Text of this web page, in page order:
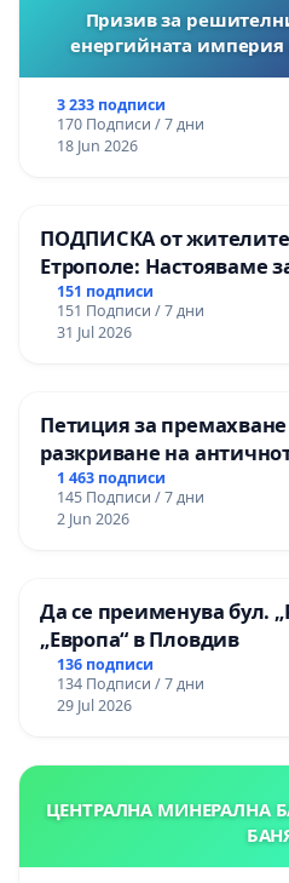
Призив за
енергийната империя
3 233 подписи
170 Подписи / 7 дни
18 Jun 2026
ПОДПИСКА от
Етрополе: Настояваме
“Елаците-МЕД” АД и от
изпълнят всички
151 подписи
151 Подписи / 7 дни
31 Jul 2026
Петиция за
разкриване на
Могиланската могила
1 463 подписи
145 Подписи / 7 дни
2 Jun 2026
Да се преименува бул.
„Европа“ в Пловдив
136 подписи
134 Подписи / 7 дни
29 Jul 2026
ЦЕНТРАЛНА МИНЕРАЛНА